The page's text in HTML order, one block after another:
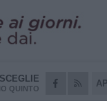
QUINTO